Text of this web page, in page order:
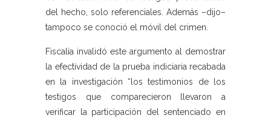
del hecho, solo referenciales. Además –dijo–
tampoco se conoció el móvil del crimen.
Fiscalía invalidó este argumento al demostrar
la efectividad de la prueba indiciaria recabada
en la investigación “los testimonios de los
testigos que comparecieron llevaron a
verificar la participación del sentenciado en